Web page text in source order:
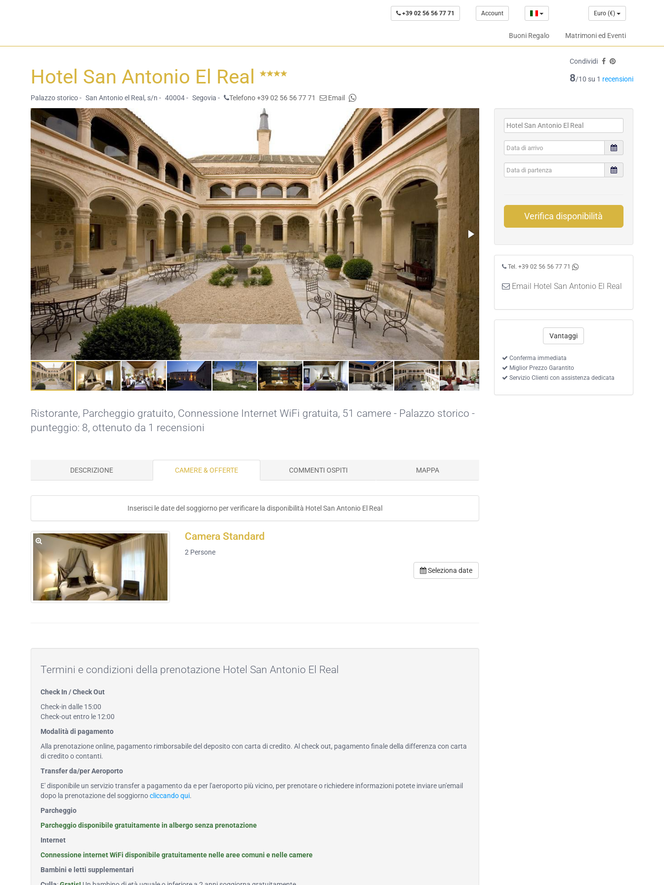
+39 02 56 56 77 71 Account Euro (€)
Buoni Regalo Matrimoni ed Eventi
Hotel San Antonio El Real
Palazzo storico - San Antonio el Real, s/n - 40004 - Segovia - Telefono +39 02 56 56 77 71 Email
Condividi
8/10 su 1 recensioni
Verifica disponibilità
Tel. +39 02 56 56 77 71
Email Hotel San Antonio El Real
Vantaggi
Conferma immediata
Miglior Prezzo Garantito
Servizio Clienti con assistenza dedicata
Ristorante, Parcheggio gratuito, Connessione Internet WiFi gratuita, 51 camere - Palazzo storico -
punteggio: 8, ottenuto da 1 recensioni
DESCRIZIONE CAMERE & OFFERTE COMMENTI OSPITI MAPPA
Inserisci le date del soggiorno per verificare la disponibilità Hotel San Antonio El Real
Camera Standard
2 Persone
Seleziona date
Termini e condizioni della prenotazione Hotel San Antonio El Real
Check In / Check Out
Check-in dalle 15:00
Check-out entro le 12:00
Modalità di pagamento
Alla prenotazione online, pagamento rimborsabile del deposito con carta di credito. Al check out, pagamento finale della differenza con carta
di credito o contanti.
Transfer da/per Aeroporto
E' disponibile un servizio transfer a pagamento da e per l'aeroporto più vicino, per prenotare o richiedere informazioni potete inviare un'email
dopo la prenotazione del soggiornocliccando qui.
Parcheggio
Parcheggio disponibile gratuitamente in albergo senza prenotazione
Internet
Connessione internet WiFi disponibile gratuitamente nelle aree comuni e nelle camere
Bambini e letti supplementari